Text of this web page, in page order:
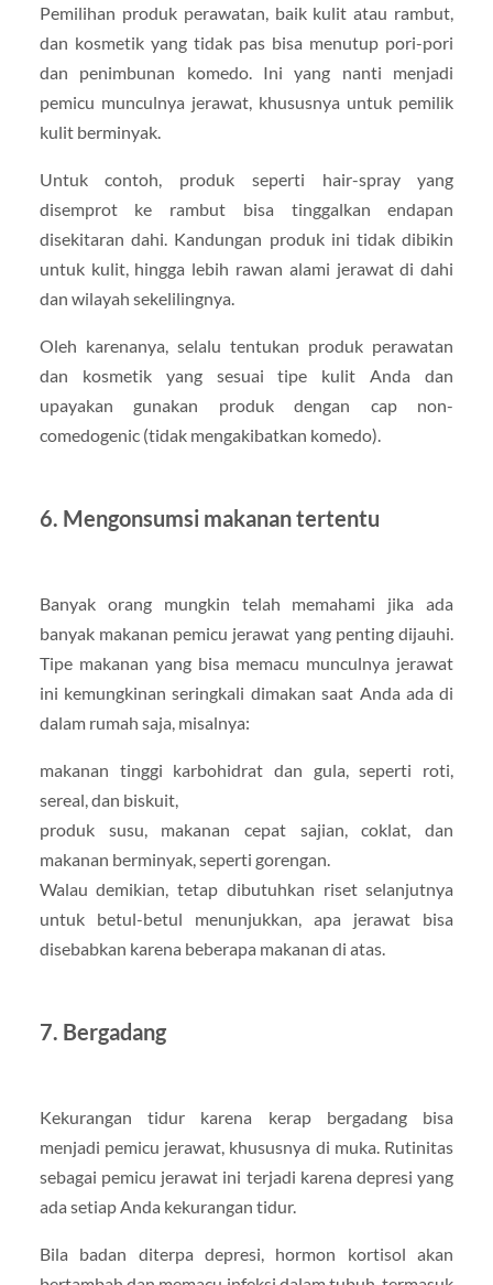
Pemilihan produk perawatan, baik kulit atau rambut,
dan kosmetik yang tidak pas bisa menutup pori-pori
dan penimbunan komedo. Ini yang nanti menjadi
pemicu munculnya jerawat, khususnya untuk pemilik
kulit berminyak.
Untuk contoh, produk seperti hair-spray yang
disemprot ke rambut bisa tinggalkan endapan
disekitaran dahi. Kandungan produk ini tidak dibikin
untuk kulit, hingga lebih rawan alami jerawat di dahi
dan wilayah sekelilingnya.
Oleh karenanya, selalu tentukan produk perawatan
dan kosmetik yang sesuai tipe kulit Anda dan
upayakan gunakan produk dengan cap non-
comedogenic (tidak mengakibatkan komedo).
6. Mengonsumsi makanan tertentu
Banyak orang mungkin telah memahami jika ada
banyak makanan pemicu jerawat yang penting dijauhi.
Tipe makanan yang bisa memacu munculnya jerawat
ini kemungkinan seringkali dimakan saat Anda ada di
dalam rumah saja, misalnya:
makanan tinggi karbohidrat dan gula, seperti roti,
sereal, dan biskuit,
produk susu, makanan cepat sajian, coklat, dan
makanan berminyak, seperti gorengan.
Walau demikian, tetap dibutuhkan riset selanjutnya
untuk betul-betul menunjukkan, apa jerawat bisa
disebabkan karena beberapa makanan di atas.
7. Bergadang
Kekurangan tidur karena kerap bergadang bisa
menjadi pemicu jerawat, khususnya di muka. Rutinitas
sebagai pemicu jerawat ini terjadi karena depresi yang
ada setiap Anda kekurangan tidur.
Bila badan diterpa depresi, hormon kortisol akan